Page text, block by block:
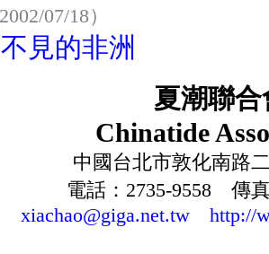
07/18）
見的非洲
夏潮聯合
Chinatide
中國台北市敦化南路
電話：2735-9558 傳
xiachao@giga.net.tw
http://